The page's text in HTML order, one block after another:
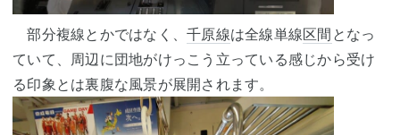
部分複線とかではなく、 千原線は全線単線区間 となっ
ていて、周辺に団地がけっこう立っている感じから受け
る印象とは裏腹な風景が展開されます。